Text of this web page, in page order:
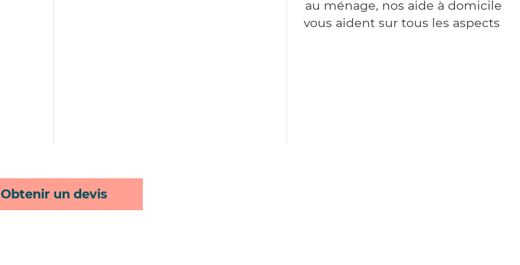
au ménage, nos aide à domicile
vous aident sur tous les aspects
Obtenir un devis